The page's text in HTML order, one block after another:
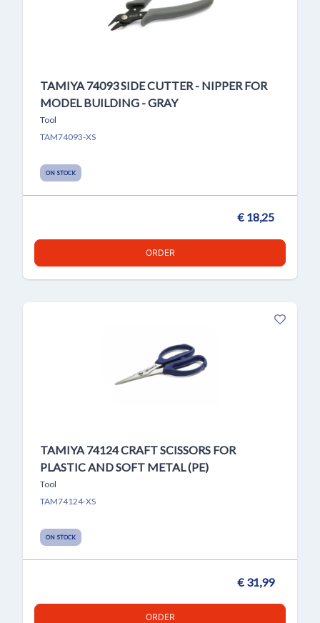
TAMIYA 74093 SIDE CUTTER - NIPPER FOR
MODEL BUILDING - GRAY
Tool
TAM74093-XS
ON STOCK
€ 18,25
ORDER
TAMIYA 74124 CRAFT SCISSORS FOR
PLASTIC AND SOFT METAL (PE)
Tool
TAM74124-XS
ON STOCK
€ 31,99
ORDER